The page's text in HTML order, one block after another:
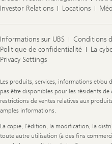
Investor Relations
Locations
Informations sur UBS
Conditions
Politique de confidentialité
La
Privacy Settings
Legal
Information
Les produits, services, informations et/ou
pas être disponibles pour les résidents de
restrictions de ventes relatives aux
amples informations.
La copie, l'édition, la modification, la
toute autre utilisation (à des fins